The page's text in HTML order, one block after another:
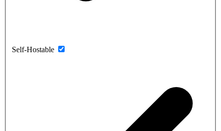
Self-Hostable